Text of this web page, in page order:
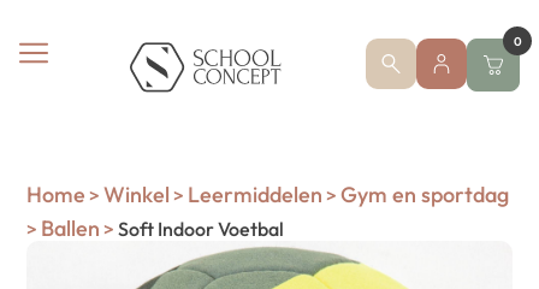
0
Home > Winkel > Leermiddelen > Gym en sportdag
> Ballen > Soft Indoor Voetbal